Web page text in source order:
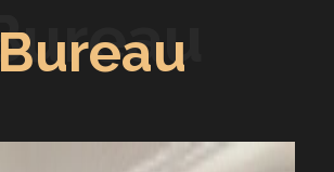
Bureau
Bureau